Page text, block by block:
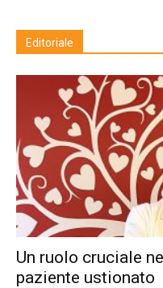
Editoriale
Un ruolo cruciale
paziente ustionato